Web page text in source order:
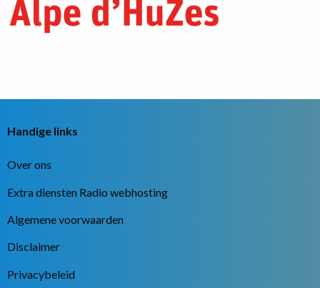
Handige links
Over ons
Extra diensten Radio webhosting
Algemene voorwaarden
Disclaimer
Privacybeleid